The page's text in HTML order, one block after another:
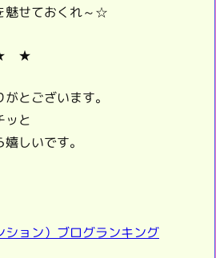
魅せておくれ～☆
★
とございます。
ッと
しいです。
ョン）ブログランキング